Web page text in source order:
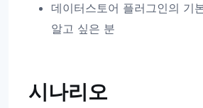
데이터스토어 플러그인의 기
알고 싶은 분
시나리오